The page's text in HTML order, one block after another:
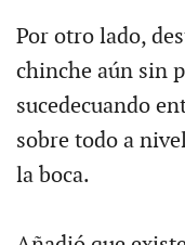
Por otro lado,
chinche aún sin
sucedecuando
sobre todo a
la boca.